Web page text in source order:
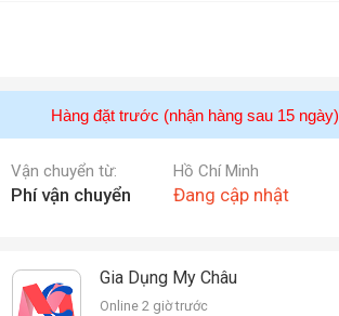
Hàng đặt trước (nhận hàng sau 15 ngày)
Vận chuyển từ: Hồ Chí Minh
Phí vận chuyển Đang cập nhật
Gia Dụng My Châu
Online 2 giờ trước